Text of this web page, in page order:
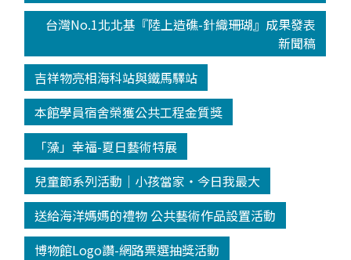
台灣No.1北北基『陸上造礁-針織珊瑚』成果發表
新聞稿
吉祥物亮相海科站與鐵馬驛站
本館學員宿舍榮獲公共工程金質獎
「藻」幸福-夏日藝術特展
兒童節系列活動│小孩當家‧今日我最大
送給海洋媽媽的禮物 公共藝術作品設置活動
博物館Logo讚-網路票選抽獎活動